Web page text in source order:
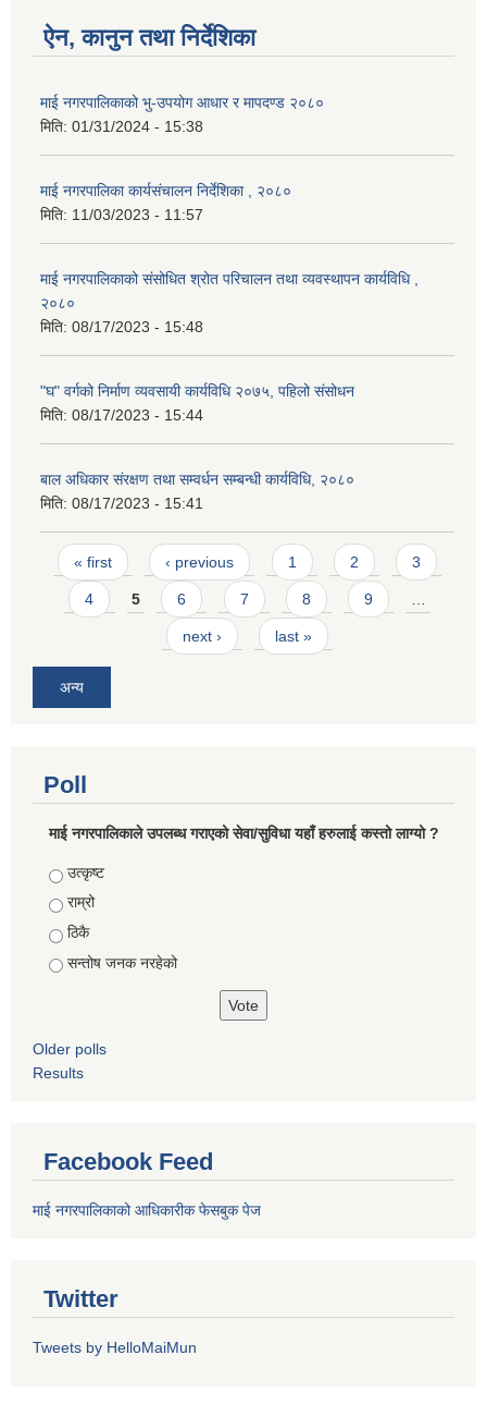
ऐन, कानुन तथा निर्देशिका
माई नगरपालिकाको भु-उपयोग आधार र मापदण्ड २०८०
मिति: 01/31/2024 - 15:38
माई नगरपालिका कार्यसंचालन निर्देशिका , २०८०
मिति: 11/03/2023 - 11:57
माई नगरपालिकाको संसोधित श्रोत परिचालन तथा व्यवस्थापन कार्यविधि ,
२०८०
मिति: 08/17/2023 - 15:48
"घ" वर्गको निर्माण व्यवसायी कार्यविधि २०७५, पहिलो संसोधन
मिति: 08/17/2023 - 15:44
बाल अधिकार संरक्षण तथा सम्वर्धन सम्बन्धी कार्यविधि, २०८०
मिति: 08/17/2023 - 15:41
Pages
« first ‹ previous 1 2 3
4 5 6 7 8 9 …
next › last »
अन्य
Poll
माई नगरपालिकाले उपलब्ध गराएको सेवा/सुविधा यहाँ हरुलाई कस्तो लाग्यो ?
Choices
उत्कृष्ट
राम्रो
ठिकै
सन्तोष जनक नरहेको
Older polls
Results
Facebook Feed
माई नगरपालिकाको आधिकारीक फेसबुक पेज
Twitter
Tweets by HelloMaiMun